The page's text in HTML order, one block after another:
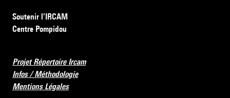
Soutenir l’IRCAM
Centre Pompidou
Projet Répertoire Ircam
Infos / Méthodologie
Mentions Légales